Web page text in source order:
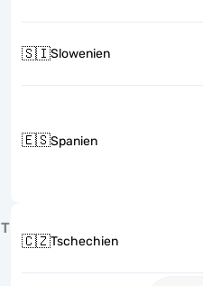
🇸🇮Slowenien
🇪🇸Spanien
T
🇨🇿Tschechien